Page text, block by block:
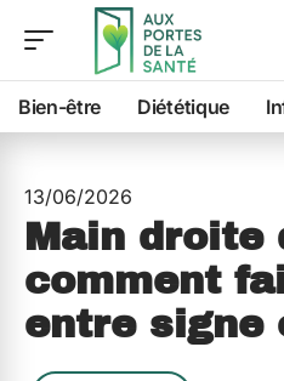
Bien-être Diététique
13/06/2026
Main droite
comment
entre signe